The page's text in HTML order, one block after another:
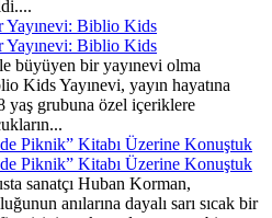
Yayınevi: Biblio Kids
Yayınevi: Biblio Kids
büyüyen bir yayınevi olma
Kids Yayınevi, yayın hayatına
yaş grubuna özel içeriklere
Piknik” Kitabı Üzerine Konuştuk
Piknik” Kitabı Üzerine Konuştuk
sanatçı Huban Korman,
anılarına dayalı sarı sıcak bir